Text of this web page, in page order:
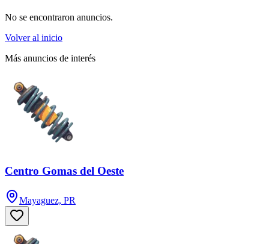
No se encontraron anuncios.
Volver al inicio
Más anuncios de interés
Centro Gomas del Oeste
Mayaguez, PR